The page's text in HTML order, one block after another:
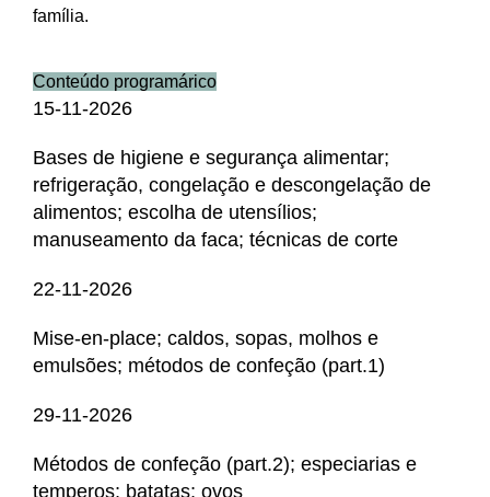
família.
Conteúdo programárico
15-11-2026
Bases de higiene e segurança alimentar;
refrigeração, congelação e descongelação de
alimentos; escolha de utensílios;
manuseamento da faca; técnicas de corte
22-11-2026
Mise-en-place; caldos, sopas, molhos e
emulsões; métodos de confeção (part.1)
29-11-2026
Métodos de confeção (part.2); especiarias e
temperos; batatas; ovos